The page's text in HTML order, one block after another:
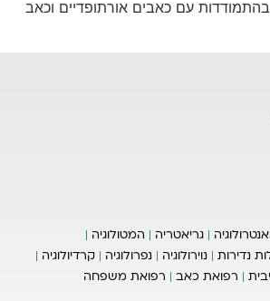
עם כאבים אורתופדיים וכאב
גריאטריה
המטולוגיה
נדירות נוירולוגיה נפרולוגיה
קרדיולוגיה
רפואת כאב רפואת משפחה